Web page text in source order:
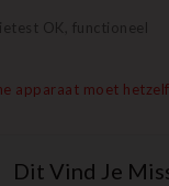
OK, functioneel
moet
Dit Vind Je